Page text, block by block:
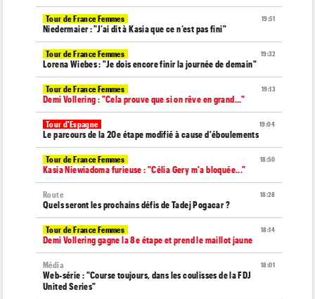
19:51
Tour de France Femmes
Niedermaier : "J’ai dit à Kasia que ce n’est pas fini"
19:32
Tour de France Femmes
Lorena Wiebes : "Je dois encore finir la journée de demain"
19:13
Tour de France Femmes
Demi Vollering : "Cela prouve que si on rêve en grand..."
19:04
Tour d'Espagne
Le parcours de la 20e étape modifié à cause d'éboulements
18:50
Tour de France Femmes
Kasia Niewiadoma furieuse : "Célia Gery m'a bloquée..."
18:28
Route
Quels seront les prochains défis de Tadej Pogacar ?
18:14
Tour de France Femmes
Demi Vollering gagne la 8e étape et prend le maillot jaune
18:01
Média
Web-série : "Course toujours, dans les coulisses de la FDJ
United Series"